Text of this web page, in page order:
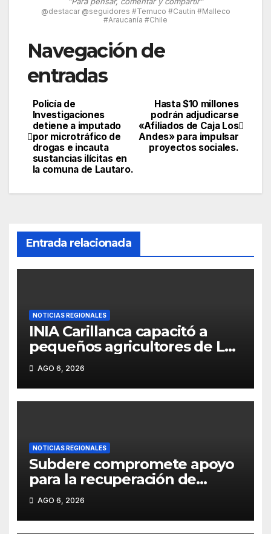
@destacar @seguidores #Temuco #Cautin #Malleco
#Araucanía #Chile
Navegación de
entradas
Hasta $10 millones
podrán adjudicarse
«Afiliados de Caja Los
Andes» para impulsar
proyectos sociales.
Policía de
Investigaciones
detiene a imputado
por microtráfico de
drogas e incauta
sustancias ilícitas en
la comuna de Lautaro.
Entrada relacionada
NOTICIAS REGIONALES
INIA Carillanca capacitó a
pequeños agricultores de La
Araucanía en manejo
agroecológico de plagas,
enfermedades y malezas.
AGO 6, 2026
NOTICIAS REGIONALES
Subdere compromete apoyo
para la recuperación de
infraestructura dañada por
las emergencias en
Pitrufquén
AGO 6, 2026